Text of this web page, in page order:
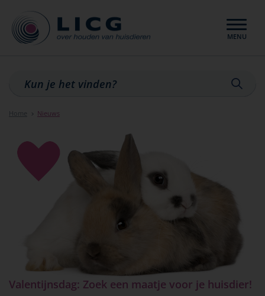
MENU
Home Nieuws
Valentijnsdag: Zoek een maatje voor je huisdier!